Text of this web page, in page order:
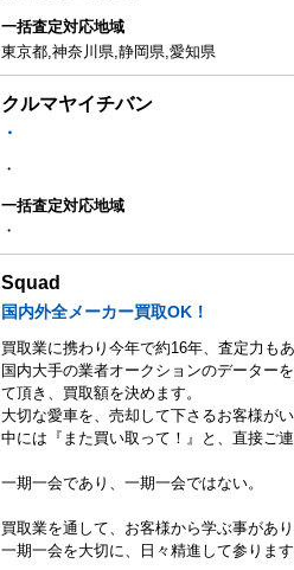
一括査定対応地域
東京都,神奈川県,静岡県,愛知県
クルマヤイチバン
・
・
一括査定対応地域
・
Squad
国内外全メーカー買取OK！
買取業に携わり今年で約16年、査定力も
国内大手の業者オークションのデーター
て頂き、買取額を決めます。
大切な愛車を、売却して下さるお客様が
中には『また買い取って！』と、直接ご
一期一会であり、一期一会ではない。
買取業を通して、お客様から学ぶ事があり
一期一会を大切に、日々精進して参りま